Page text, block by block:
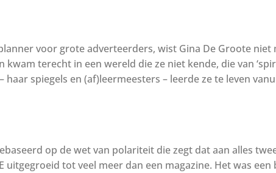
voor grote adverteerders, wist Gina De Groote niet
terecht in een wereld die ze niet kende, die van
haar spiegels en (af)leermeesters – leerde ze te leven
op de wet van polariteit die zegt dat aan alles
uitgegroeid tot veel meer dan een magazine. Het was